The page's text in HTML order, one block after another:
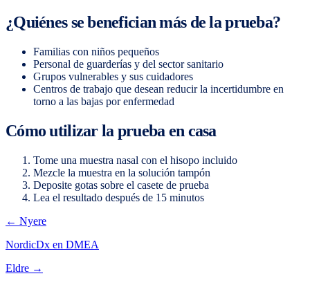
¿Quiénes se benefician más de la prueba?
Familias con niños pequeños
Personal de guarderías y del sector sanitario
Grupos vulnerables y sus cuidadores
Centros de trabajo que desean reducir la incertidumbre en
torno a las bajas por enfermedad
Cómo utilizar la prueba en casa
Tome una muestra nasal con el hisopo incluido
Mezcle la muestra en la solución tampón
Deposite gotas sobre el casete de prueba
Lea el resultado después de 15 minutos
← Nyere
NordicDx en DMEA
Eldre →